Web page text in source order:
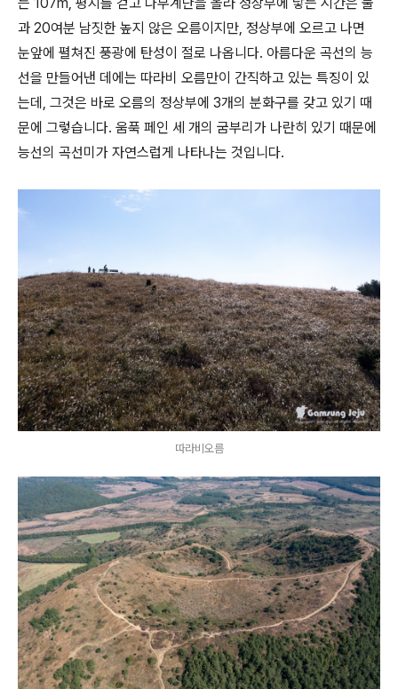
과 20여분 남짓한 높지 않은 오름이지만, 정상부에 오르고 나면
눈앞에 펼쳐진 풍광에 탄성이 절로 나옵니다. 아름다운 곡선의 능
선을 만들어낸 데에는 따라비 오름만이 간직하고 있는 특징이 있
는데, 그것은 바로 오름의 정상부에 3개의 분화구를 갖고 있기 때
문에 그렇습니다. 움푹 페인 세 개의 굼부리가 나란히 있기 때문에
능선의 곡선미가 자연스럽게 나타나는 것입니다.
따라비오름